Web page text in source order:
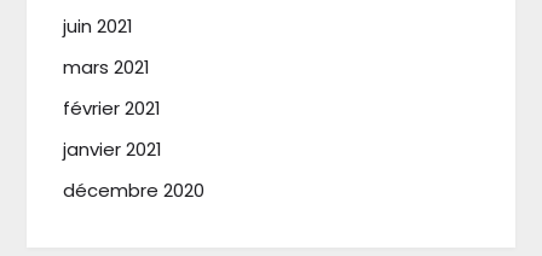
juin 2021
mars 2021
février 2021
janvier 2021
décembre 2020